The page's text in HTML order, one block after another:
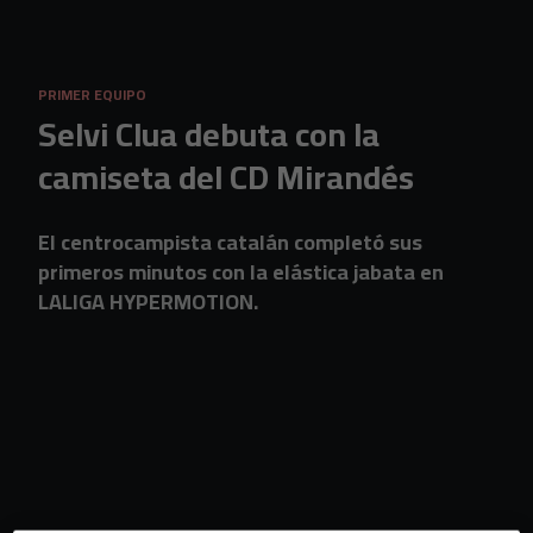
PRIMER EQUIPO
Selvi Clua debuta con la
camiseta del CD Mirandés
El centrocampista catalán completó sus
primeros minutos con la elástica jabata en
LALIGA HYPERMOTION.